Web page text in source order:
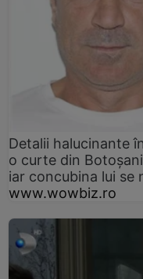
Detalii halucinante
o curte din
iar concubina lui se
www.wowbiz.ro